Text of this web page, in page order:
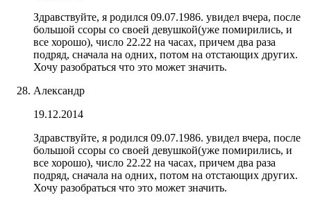
Здравствуйте, я родился 09.07.1986. увидел вчера, после
большой ссоры со своей девушкой(уже помирились, и
все хорошо), число 22.22 на часах, причем два раза
подряд, сначала на одних, потом на отстающих других.
Хочу разобраться что это может значить.
Александр
19.12.2014
Здравствуйте, я родился 09.07.1986. увидел вчера, после
большой ссоры со своей девушкой(уже помирились, и
все хорошо), число 22.22 на часах, причем два раза
подряд, сначала на одних, потом на отстающих других.
Хочу разобраться что это может значить.